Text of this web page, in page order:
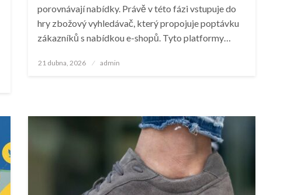
porovnávají nabídky. Právě v této fázi vstupuje do
hry zbožový vyhledávač, který propojuje poptávku
zákazníků s nabídkou e-shopů. Tyto platformy…
Posted
21 dubna, 2026 admin